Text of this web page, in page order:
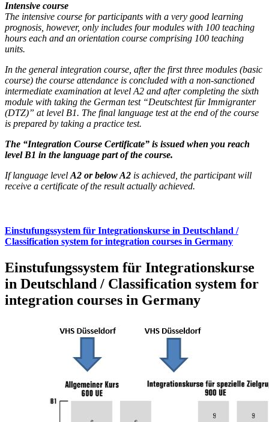
Intensive course
The intensive course for participants with a very good learning
prognosis, however, only includes four modules with 100 teaching
hours each and an orientation course comprising 100 teaching
units.
In the general integration course, after the first three modules (basic
course) the course attendance is concluded with a non-sanctioned
intermediate examination at level A2 and after completing the sixth
module with taking the German test “Deutschtest für Immigranter
(DTZ)” at level B1. The final language test at the end of the course
is prepared by taking a practice test.
The “Integration Course Certificate” is issued when you reach
level B1 in the language part of the course.
If language level A2 or below A2 is achieved, the participant will
receive a certificate of the result actually achieved.
Einstufungssystem für Integrationskurse in Deutschland /
Classification system for integration courses in Germany
Einstufungssystem für Integrationskurse
in Deutschland / Classification system for
integration courses in Germany